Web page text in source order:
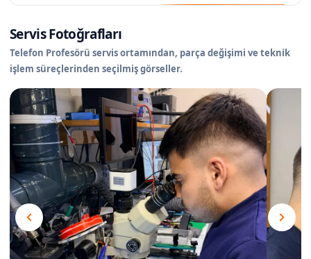
Servis Fotoğrafları
Telefon Profesörü servis ortamından, parça değişimi ve teknik
işlem süreçlerinden seçilmiş görseller.